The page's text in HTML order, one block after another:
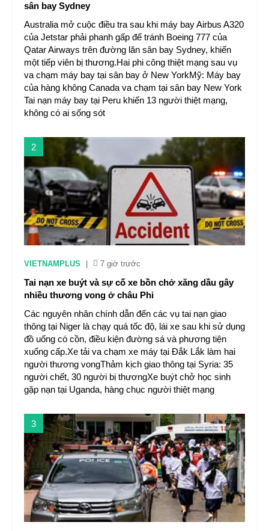
sân bay Sydney
Australia mở cuộc điều tra sau khi máy bay Airbus A320
của Jetstar phải phanh gấp để tránh Boeing 777 của
Qatar Airways trên đường lăn sân bay Sydney, khiến
một tiếp viên bị thương.Hai phi công thiệt mạng sau vụ
va chạm máy bay tại sân bay ở New YorkMỹ: Máy bay
của hàng không Canada va chạm tại sân bay New York
Tai nạn máy bay tại Peru khiến 13 người thiệt mạng,
không có ai sống sót
2
VIETNAMPLUS 7 giờ trước
Tai nạn xe buýt và sự cố xe bồn chở xăng dầu gây
nhiều thương vong ở châu Phi
Các nguyên nhân chính dẫn đến các vụ tai nạn giao
thông tại Niger là chạy quá tốc độ, lái xe sau khi sử dụng
đồ uống có cồn, điều kiện đường sá và phương tiện
xuống cấp.Xe tải va chạm xe máy tại Đắk Lắk làm hai
người thương vongThảm kịch giao thông tại Syria: 35
người chết, 30 người bị thươngXe buýt chở học sinh
gặp nạn tại Uganda, hàng chục người thiệt mạng
3